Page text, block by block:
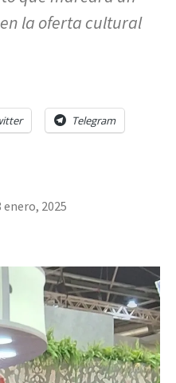
la oferta cultural
Telegram
enero, 2025